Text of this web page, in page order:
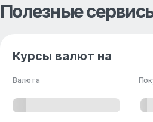
Полезные
Курсы валют на
Валюта